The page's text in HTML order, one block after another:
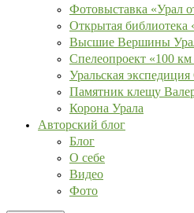
Фотовыставка «Урал
Открытая библиотека
Высшие Вершины
Спелеопроект «100
Уральская экспедиция
Памятник клещу
Корона Урала
Авторский блог
Блог
О себе
Видео
Фото